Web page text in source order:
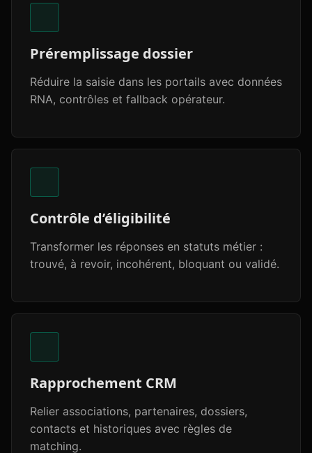
Préremplissage dossier
Réduire la saisie dans les portails avec données
RNA, contrôles et fallback opérateur.
Contrôle d’éligibilité
Transformer les réponses en statuts métier :
trouvé, à revoir, incohérent, bloquant ou validé.
Rapprochement CRM
Relier associations, partenaires, dossiers,
contacts et historiques avec règles de
matching.